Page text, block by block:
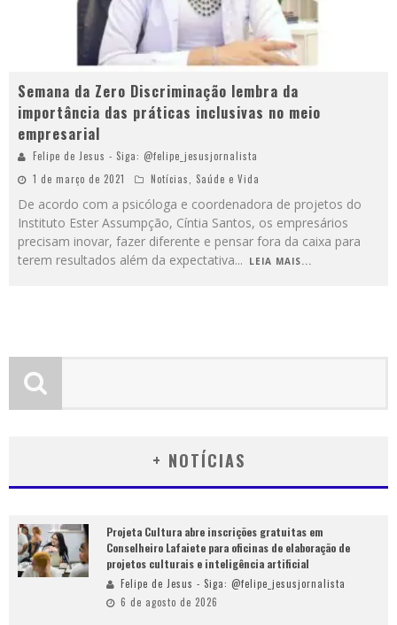
Semana da Zero Discriminação lembra da
importância das práticas inclusivas no meio
empresarial
Felipe de Jesus - Siga: @felipe_jesusjornalista
1 de março de 2021
Notícias, Saúde e Vida
De acordo com a psicóloga e coordenadora de projetos do
Instituto Ester Assumpção, Cíntia Santos, os empresários
precisam inovar, fazer diferente e pensar fora da caixa para
terem resultados além da expectativa... LEIA MAIS...
+ NOTÍCIAS
Projeta Cultura abre inscrições gratuitas em
Conselheiro Lafaiete para oficinas de elaboração de
projetos culturais e inteligência artificial
Felipe de Jesus - Siga: @felipe_jesusjornalista
6 de agosto de 2026